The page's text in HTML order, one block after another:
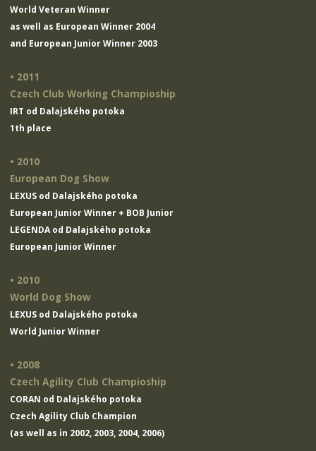
World Veteran Winner
as well as European Winner 2004
and European Junior Winner 2003
• 2011
Czech Club Working Champioship
IRT od Dalajského potoka
1th place
• 2010
European Dog Show
LEXUS od Dalajského potoka
European Junior Winner + BOB Junior
LEGENDA od Dalajského potoka
European Junior Winner
• 2010
World Dog Show
LEXUS od Dalajského potoka
World Junior Winner
• 2008
Czech Agility Club Champioship
CORAN od Dalajského potoka
Czech Agility Club Champion
(as well as in 2002, 2003, 2004, 2006)